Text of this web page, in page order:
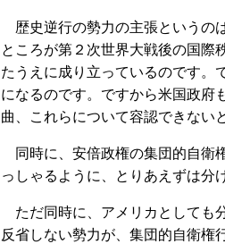
歴史逆行の勢力の主張というの
ところが第２次世界大戦後の国際
たうえに成り立っているのです。
になるのです。ですから米国政府
曲、これらについて容認できない
同時に、安倍政権の集団的自衛
っしゃるように、とりあえずは分
ただ同時に、アメリカとしても
反省しない勢力が、集団的自衛権